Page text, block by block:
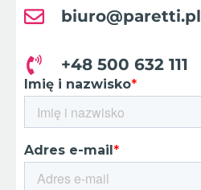
biuro@paretti.pl
+48 500 632 111